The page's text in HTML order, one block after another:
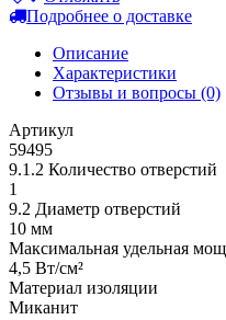
Подробнее о доставке
Описание
Характеристики
Отзывы и вопросы (0)
Артикул
59495
9.1.2 Количество отверстий
1
9.2 Диаметр отверстий
10 мм
Максимальная удельная
4,5 Вт/см²
Материал изоляции
Миканит